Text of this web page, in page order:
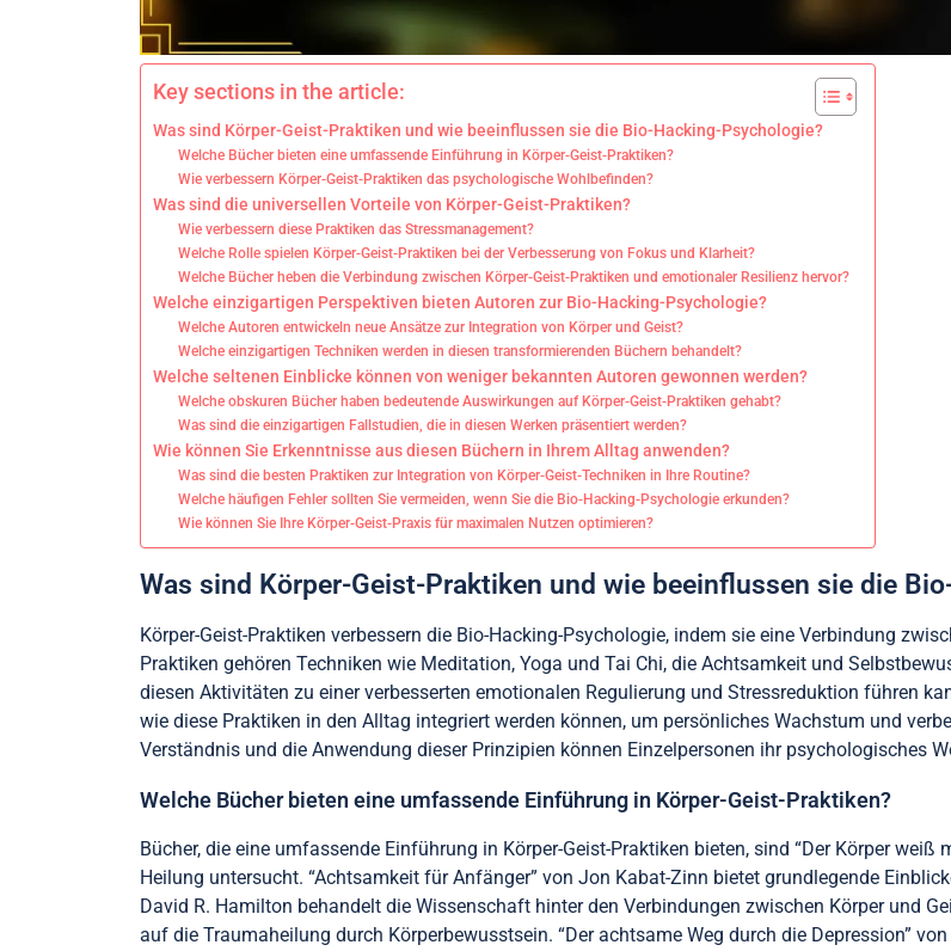
Key sections in the article:
Was sind Körper-Geist-Praktiken und wie beeinflussen sie die Bio-Hacking-Psychologie?
Welche Bücher bieten eine umfassende Einführung in Körper-Geist-Praktiken?
Wie verbessern Körper-Geist-Praktiken das psychologische Wohlbefinden?
Was sind die universellen Vorteile von Körper-Geist-Praktiken?
Wie verbessern diese Praktiken das Stressmanagement?
Welche Rolle spielen Körper-Geist-Praktiken bei der Verbesserung von Fokus und Klarheit?
Welche Bücher heben die Verbindung zwischen Körper-Geist-Praktiken und emotionaler Resilienz hervor?
Welche einzigartigen Perspektiven bieten Autoren zur Bio-Hacking-Psychologie?
Welche Autoren entwickeln neue Ansätze zur Integration von Körper und Geist?
Welche einzigartigen Techniken werden in diesen transformierenden Büchern behandelt?
Welche seltenen Einblicke können von weniger bekannten Autoren gewonnen werden?
Welche obskuren Bücher haben bedeutende Auswirkungen auf Körper-Geist-Praktiken gehabt?
Was sind die einzigartigen Fallstudien, die in diesen Werken präsentiert werden?
Wie können Sie Erkenntnisse aus diesen Büchern in Ihrem Alltag anwenden?
Was sind die besten Praktiken zur Integration von Körper-Geist-Techniken in Ihre Routine?
Welche häufigen Fehler sollten Sie vermeiden, wenn Sie die Bio-Hacking-Psychologie erkunden?
Wie können Sie Ihre Körper-Geist-Praxis für maximalen Nutzen optimieren?
Was sind Körper-Geist-Praktiken und wie beeinflussen sie die
Körper-Geist-Praktiken verbessern die Bio-Hacking-Psychologie, indem sie eine Verbindung
Praktiken gehören Techniken wie Meditation, Yoga und Tai Chi, die Achtsamkeit und
diesen Aktivitäten zu einer verbesserten emotionalen Regulierung und Stressreduktion führen
wie diese Praktiken in den Alltag integriert werden können, um persönliches Wachstum und
Verständnis und die Anwendung dieser Prinzipien können Einzelpersonen ihr psychologisches
Welche Bücher bieten eine umfassende Einführung in Körper-Geist-Praktiken?
Bücher, die eine umfassende Einführung in Körper-Geist-Praktiken bieten, sind “Der Körper
Heilung untersucht. “Achtsamkeit für Anfänger” von Jon Kabat-Zinn bietet grundlegende
David R. Hamilton behandelt die Wissenschaft hinter den Verbindungen zwischen Körper und
auf die Traumaheilung durch Körperbewusstsein. “Der achtsame Weg durch die Depression”